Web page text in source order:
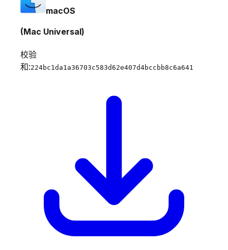
macOS
(Mac Universal)
校验
和:224bc1da1a36703c583d62e407d4bccbb8c6a641